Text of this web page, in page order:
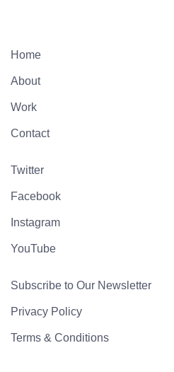
Home
About
Work
Contact
Twitter
Facebook
Instagram
YouTube
Subscribe to Our Newsletter
Privacy Policy
Terms & Conditions